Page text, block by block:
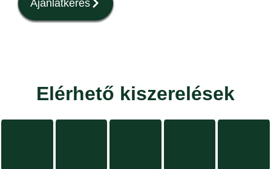
Ajánlatkérés
Elérhető kiszerelések